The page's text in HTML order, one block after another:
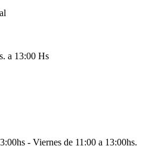
a 13:00 Hs
- Viernes de 11:00 a 13:00hs.